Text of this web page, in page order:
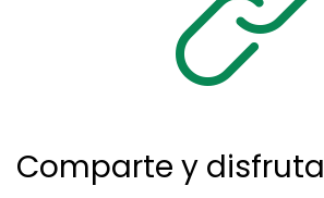
Comparte y disfruta